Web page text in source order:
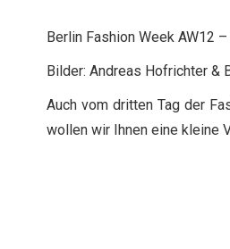
Berlin Fashion Week AW12
Bilder: Andreas Hofrichter &
Auch vom dritten Tag der
wollen wir Ihnen eine kleine